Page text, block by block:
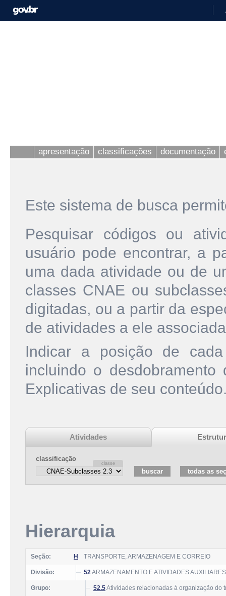
apresentação classificações documentação
Este sistema de busca
Pesquisar códigos ou
usuário pode encontrar, a
uma dada atividade ou de
classes CNAE ou
digitadas, ou a partir da
de atividades a ele
Indicar a posição de
incluindo o
Explicativas de seu
Atividades
classificação
Hierarquia
Seção: H TRANSPORTE, ARMAZENAGEM E CORREIO
Divisão: 52ARMAZENAMENTO E ATIVIDADES
Grupo: 52.5Atividades relacionadas à organização do